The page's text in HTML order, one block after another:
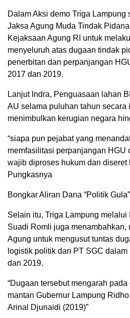
Dalam Aksi demo Triga Lampung
Jaksa Agung Muda Tindak
Kejaksaan Agung RI untuk
menyeluruh atas dugaan tindak
penerbitan dan perpanjangan
2017 dan 2019.
Lanjut Indra, Penguasaan lahan
AU selama puluhan tahun secara
menimbulkan kerugian negara
“siapa pun pejabat yang
memfasilitasi perpanjangan HGU
wajib diproses hukum dan diseret
Pungkasnya
Bongkar Aliran Dana “Politik
Selain itu, Triga Lampung
Suadi Romli juga menambahkan,
Agung untuk mengusut tuntas
logistik politik dari PT SGC
dan 2019.
“Dugaan tersebut mengarah
mantan Gubernur Lampung
Arinal Djunaidi (2019)”